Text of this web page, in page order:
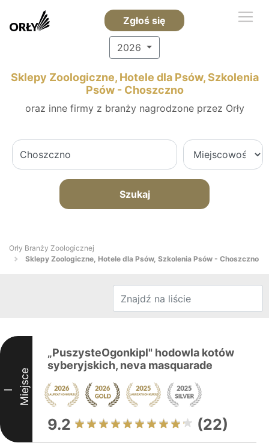
Zgłoś się
2026
Sklepy Zoologiczne, Hotele dla Psów, Szkolenia
Psów - Choszczno
oraz inne firmy z branży nagrodzone przez Orły
Szukaj
Orły Branży Zoologicznej
Sklepy Zoologiczne, Hotele dla Psów, Szkolenia Psów - Choszczno
I Miejsce
„PuszysteOgonkipl" hodowla kotów
syberyjskich, neva masquarade
9.2 (22)